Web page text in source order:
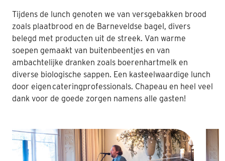
Tijdens de lunch genoten we van versgebakken brood
zoals plaatbrood en de Barneveldse bagel, divers
belegd met producten uit de streek. Van warme
soepen gemaakt van buitenbeentjes en van
ambachtelijke dranken zoals boerenhartmelk en
diverse biologische sappen. Een kasteelwaardige lunch
door eigen cateringprofessionals. Chapeau en heel veel
dank voor de goede zorgen namens alle gasten!